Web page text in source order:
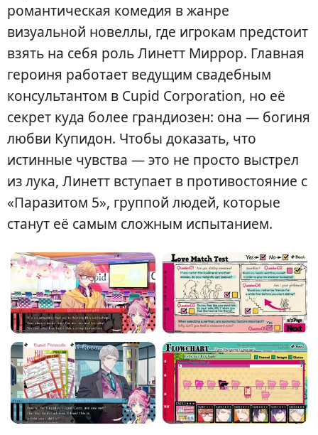
романтическая комедия в жанре
визуальной новеллы, где игрокам предстоит
взять на себя роль Линетт Миррор. Главная
героиня работает ведущим свадебным
консультантом в Cupid Corporation, но её
секрет куда более грандиозен: она — богиня
любви Купидон. Чтобы доказать, что
истинные чувства — это не просто выстрел
из лука, Линетт вступает в противостояние с
«Паразитом 5», группой людей, которые
станут её самым сложным испытанием.